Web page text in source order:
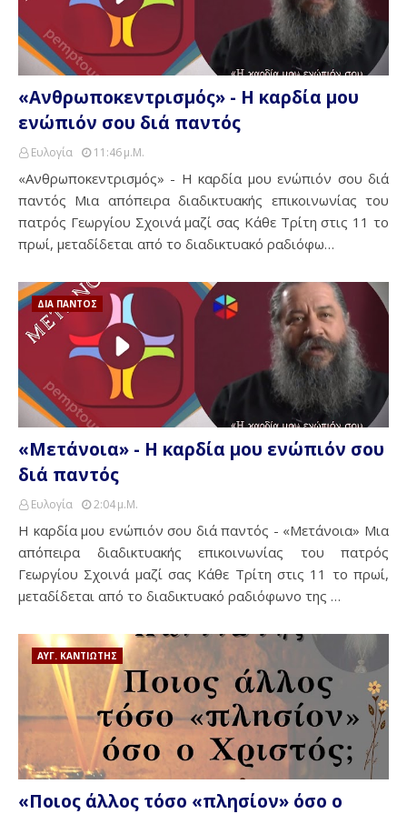
«Ανθρωποκεντρισμός» - Η καρδία μου
ενώπιόν σου διά παντός
Ευλογία 11:46 Μ.μ.
«Ανθρωποκεντρισμός» - Η καρδία μου ενώπιόν σου διά
παντός Μια απόπειρα διαδικτυακής επικοινωνίας του
πατρός Γεωργίου Σχοινά μαζί σας Κάθε Τρίτη στις 11 το
πρωί, μεταδίδεται από το διαδικτυακό ραδιόφω…
ΔΙΑ ΠΑΝΤΟΣ
«Μετάνοια» - Η καρδία μου ενώπιόν σου
διά παντός
Ευλογία 2:04 Μ.μ.
Η καρδία μου ενώπιόν σου διά παντός - «Μετάνοια» Μια
απόπειρα διαδικτυακής επικοινωνίας του πατρός
Γεωργίου Σχοινά μαζί σας Κάθε Τρίτη στις 11 το πρωί,
μεταδίδεται από το διαδικτυακό ραδιόφωνο της …
ΑΥΓ. ΚΑΝΤΙΩΤΗΣ
«Ποιος άλλος τόσο «πλησίον» όσο ο